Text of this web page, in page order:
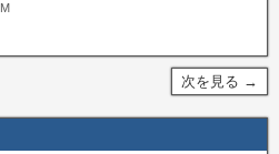
次を見る →